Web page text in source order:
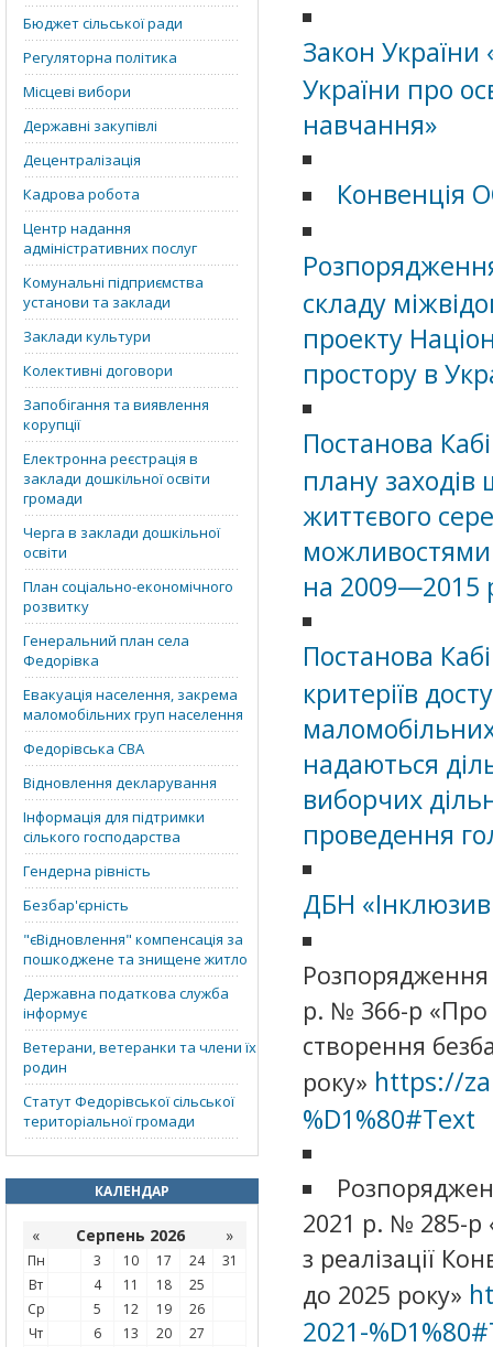
Бюджет сільської ради
Регуляторна політика
Місцеві вибори
Державні закупівлі
Децентралізація
Кадрова робота
Центр надання
адміністративних послуг
Комунальні підприємства
установи та заклади
Заклади культури
Колективні договори
Запобігання та виявлення
корупції
Електронна реєстрація в
заклади дошкільної освіти
громади
Черга в заклади дошкільної
освіти
План соціально-економічного
розвитку
Генеральний план села
Федорівка
Евакуація населення, закрема
маломобільних груп населення
Федорівська СВА
Відновлення декларування
Інформація для підтримки
сілького господарства
Гендерна рівність
Безбар'єрність
"єВідновлення" компенсація за
пошкоджене та знищене житло
Державна податкова служба
інформує
Ветерани, ветеранки та члени їх
родин
Статут Федорівської сільської
територіальної громади
КАЛЕНДАР
« Серпень 2026 »
Пн 3 10 17 24
31
Вт
4 11 18
25
Ср
5 12 19
26
Чт
6 13 20
27
Закон України
України про
навчання»
Конвенція
складу
проекту
простору в
Постанова
плану
життєвого
можливостями
на 2009—2015
Постанова
критеріїв
надаються
виборчих
проведення
ДБН
Розпорядження
р. № 366-р «Про
створення
року» https://
%D1%80#Text
2021 р. № 285-р
з реалізації
до 2025 року»
2021-